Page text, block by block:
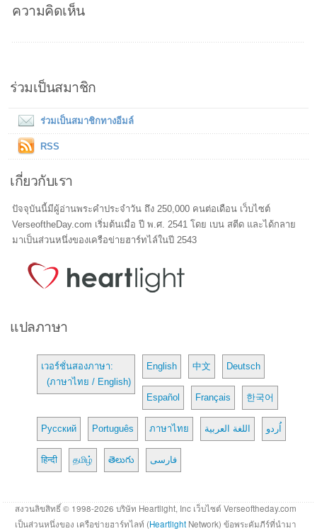
ความคิดเห็น
ร่วมเป็นสมาชิก
ร่วมเป็นสมาชิกทางอีมล์
RSS
เกี่ยวกับเรา
ปัจจุบันนี้มีผู้อ่านพระคำประจำวัน ถึง 250,000 คนต่อเดือน เว็บไซต์
VerseoftheDay.com เริ่มต้นเมื่อ ปี พ.ศ. 2541 โดย เบน สตีด และได้กลาย
มาเป็นส่วนหนึ่งของเครือข่ายฮาร์ทไล์ในปี 2543
แปลภาษา
เวอร์ชั่นสองภาษา:
(ภาษาไทย / English)
English 中文 Deutsch
Español Français 한국어
Русский Português ภาษาไทย اللغة العربية اُردو
हिन्दी தமிழ் తెలుగు فارسی
สงวนลิขสิทธิ์ © 1998-2026 บริษัท Heartlight, Inc เว็บไซต์ Verseoftheday.com
เป็นส่วนหนึ่งของ เครือข่ายฮาร์ทไลท์ (Heartlight Network) ข้อพระคัมภีร์ที่นำมา